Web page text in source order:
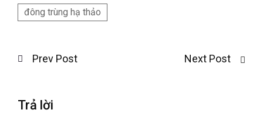
đông trùng hạ thảo
Prev Post Next Post
Trả lời